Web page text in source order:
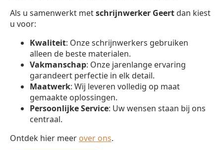
Als u samenwerkt metschrijnwerker Geert dan kiest
u voor:
Kwaliteit: Onze schrijnwerkers gebruiken
alleen de beste materialen.
Vakmanschap: Onze jarenlange ervaring
garandeert perfectie in elk detail.
Maatwerk: Wij leveren volledig op maat
gemaakte oplossingen.
Persoonlijke Service: Uw wensen staan bij ons
centraal.
Ontdek hier meer over ons.